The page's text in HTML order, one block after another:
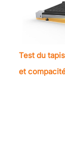
Test du
et